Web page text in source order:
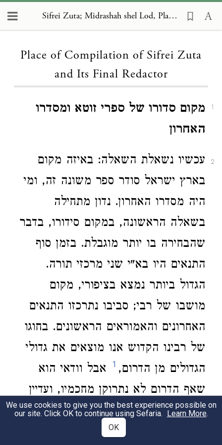
Sifrei Zuta; Midrashah shel Lod, Place of Compilation of Sifrei Zuta and Its Final Redactor
Place of Compilation of Sifrei Zuta
and Its Final Redactor
1
מקום סדורו של ספרי זוטא ומסדרו
האחרון
2
עכשיו נשאלת השאלה: באיזה מקום
בארץ ישראל סודר ספר משונה זה, ומי
היה מסדרו האחרון. נדון מתחילה
בשאלה הראשונה, במקום סידורו, בדבר
שהבחירה בו יותר מוגבלת. בזמן סוף
התנאים היו בא"י שני מרכזי תורה.
הגדול ביותר נמצא בציפורי, מקום
מושבו של רבי; סביבו נתרכזו התנאים
האחרונים והאמוראים הראשונים. בחוגו
של רבינו הקדוש אנו מוצאים את גדולי
הגדולים מן הדרום, 1 אבל וודאי הוא
שאף הדרום לא נתרוקן מחכמיו, ועדיין
היה קיים בית המדרש בדרום בזמן
התנאים האחרונים. ורגיל בירושלמי:
We use cookies to give you the best experience possible on
our site. Click OK to continue using Sefaria. Learn More.
OK